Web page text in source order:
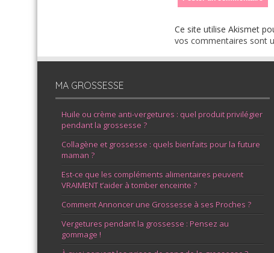
Ce site utilise Akismet
vos commentaires sont
MA GROSSESSE
Huile ou crème anti-vergetures : quel produit privilégier
pendant la grossesse ?
Collagène et grossesse : quels bienfaits pour la future
maman ?
Est-ce que les compléments alimentaires peuvent
VRAIMENT t’aider à tomber enceinte ?
Comment Annoncer une Grossesse à ses Proches ?
Vergetures pendant la grossesse : Pensez au
gommage !